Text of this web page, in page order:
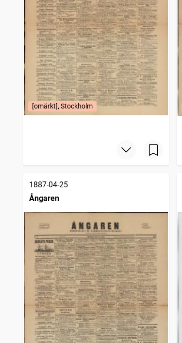
[omärkt], Stockholm
1887-04-25
Ångaren